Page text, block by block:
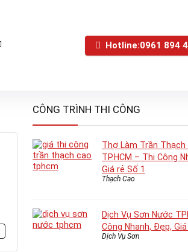
Hotline:0961 894
CÔNG TRÌNH THI CÔNG
Thợ Làm Trần Thạch
TP.HCM – Thi Công
Giá rẻ Số 1
Thạch Cao
Dịch Vụ Sơn Nước
Công Nhanh, Đẹp,
Dịch Vụ Sơn